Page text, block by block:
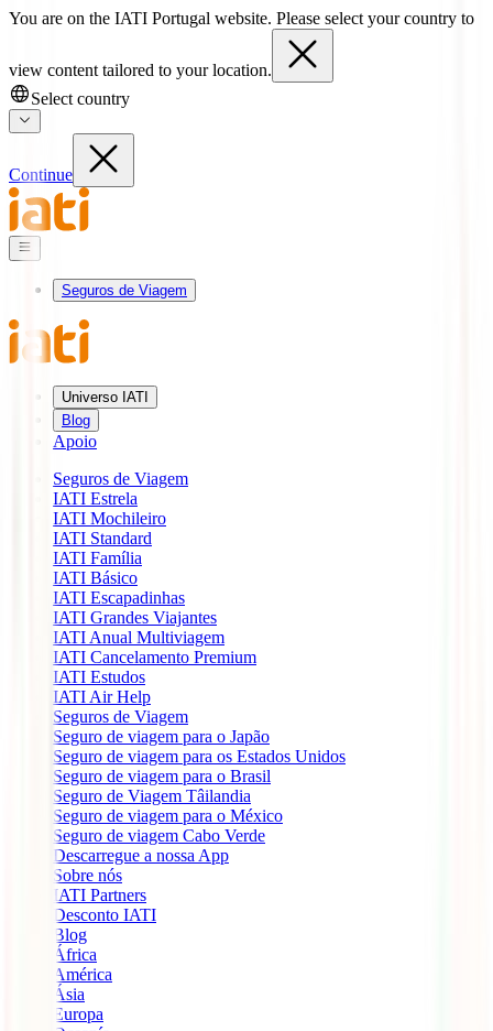
You are on the IATI Portugal website. Please select your country to
view content tailored to your location.
Select country
Continue
Seguros de Viagem
Universo IATI
Blog
Apoio
Seguros de Viagem
IATI Estrela
IATI Mochileiro
IATI Standard
IATI Família
IATI Básico
IATI Escapadinhas
IATI Grandes Viajantes
IATI Anual Multiviagem
IATI Cancelamento Premium
IATI Estudos
IATI Air Help
Seguros de Viagem
Seguro de viagem para o Japão
Seguro de viagem para os Estados Unidos
Seguro de viagem para o Brasil
Seguro de Viagem Tâilandia
Seguro de viagem para o México
Seguro de viagem Cabo Verde
Descarregue a nossa App
Sobre nós
IATI Partners
Desconto IATI
Blog
África
América
Ásia
Europa